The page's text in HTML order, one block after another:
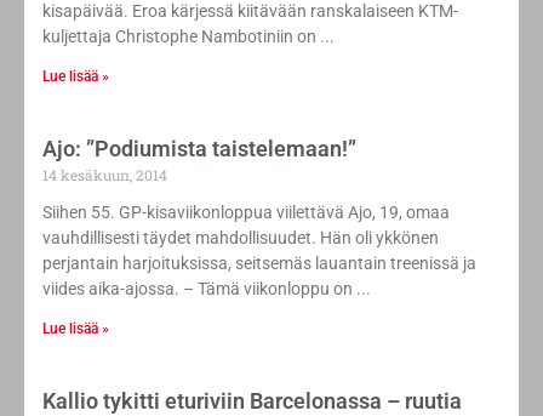
kisapäivää. Eroa kärjessä kiitävään ranskalaiseen KTM-
kuljettaja Christophe Nambotiniin on
Lue lisää »
Ajo: ”Podiumista taistelemaan!”
14 kesäkuun, 2014
Siihen 55. GP-kisaviikonloppua viilettävä Ajo, 19, omaa
vauhdillisesti täydet mahdollisuudet. Hän oli ykkönen
perjantain harjoituksissa, seitsemäs lauantain treenissä ja
viides aika-ajossa. – Tämä viikonloppu on
Lue lisää »
Kallio tykitti eturiviin Barcelonassa – ruutia